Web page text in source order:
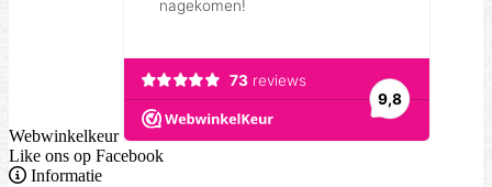
Webwinkelkeur
Like ons op Facebook
Informatie